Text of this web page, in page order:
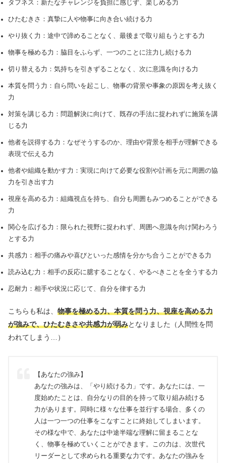
タフネス：新たなチャレンジを負担に感じず、楽しめる力
ひたむきさ：真摯に⼈や物事に向き合い続ける力
やり抜く力：途中で諦めることなく、最後まで取り組もうとする力
物事を極める力：脇目をふらず、⼀つのことに注力し続ける力
切り替える力：気持ちを引きずることなく、次に意識を向ける力
本質を問う力：⾃ら問いを起こし、物事の背景や事象の原因を考え抜く
力
対策を講じる力：問題解決に向けて、既存の⼿法に捉われずに施策を講
じる力
他者を説得する力：なぜそうするのか、理由や背景を相⼿が理解できる
表現で伝える力
他者や組織を動かす力：実現に向けて必要な役割や計画を元に周囲の協
力を引き出す力
視座を高める力：組織視点を持ち、⾃分も周囲もみつめることができる
力
関心を広げる力：限られた視野に捉われず、周囲へ意識を向け関わろう
とする力
共感力：相⼿の痛みや喜びといった感情を分かち合うことができる力
読み込む力：相⼿の反応に臆することなく、やるべきことを全うする力
忍耐力：相⼿や状況に応じて、⾃分を律する力
こちらも私は、 物事を極める力、本質を問う力、視座を高める力
が強みで、ひたむきさや共感力が弱みとなりました（人間性を問
われてしまう…）
【あなたの強み】
あなたの強みは、「やり続ける力」です。あなたには、一
度始めたことは、自分なりの目的を持って取り組み続ける
力があります。同時に様々な仕事を並行する場合、多くの
人は一つ一つの仕事をこなすことに終始してしまいます。
その様な中で、あなたは中途半端な理解に留まることな
く、物事を極めていくことができます。この力は、次世代
リーダーとして求められる重要な力です。あなたの強みを